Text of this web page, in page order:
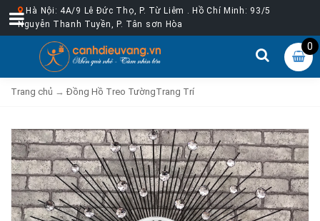
Hà Nội: 4A/9 Lê Đức Thọ, P. Từ Liêm . Hồ Chí Minh: 93/5
Nguyễn Thanh Tuyền, P. Tân sơn Hòa
0
Trang chủ → Đồng Hồ Treo TườngTrang Trí